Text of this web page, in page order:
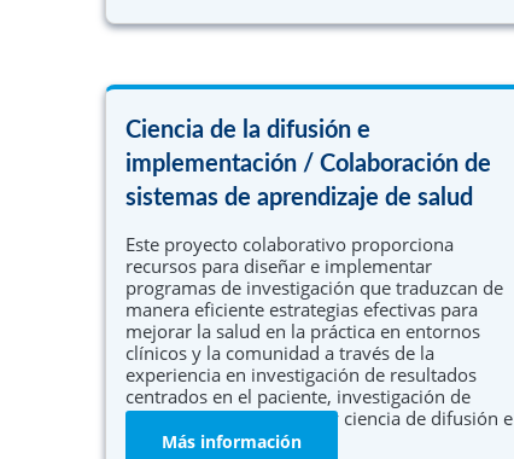
Ciencia de la difusión e
implementación / Colaboración de
sistemas de aprendizaje de salud
Este proyecto colaborativo proporciona
recursos para diseñar e implementar
programas de investigación que traduzcan de
manera eficiente estrategias efectivas para
mejorar la salud en la práctica en entornos
clínicos y la comunidad a través de la
experiencia en investigación de resultados
centrados en el paciente, investigación de
efectividad comparativa y ciencia de difusión e
implementación.
Más información